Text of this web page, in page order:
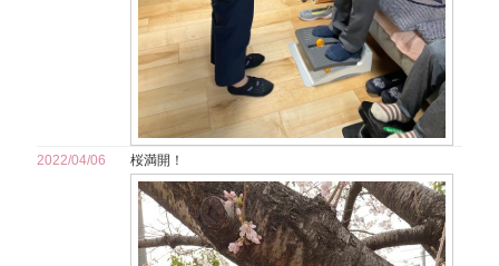
2022/04/06 桜満開！